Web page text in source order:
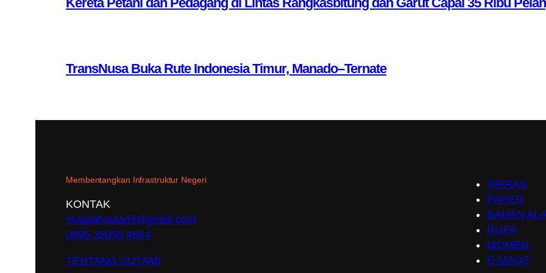
TransNusa Buka Rute Indonesia Timur, Manado–Ternate
Membentangkan Infrastruktur Negeri
KONTAK
majalahsutami@gmail.com
0895 32050 4664
TENTANG SUTAMI
INFRAS
PAPER
BAHAN
RUPA
MOMEN
E-MAGZ